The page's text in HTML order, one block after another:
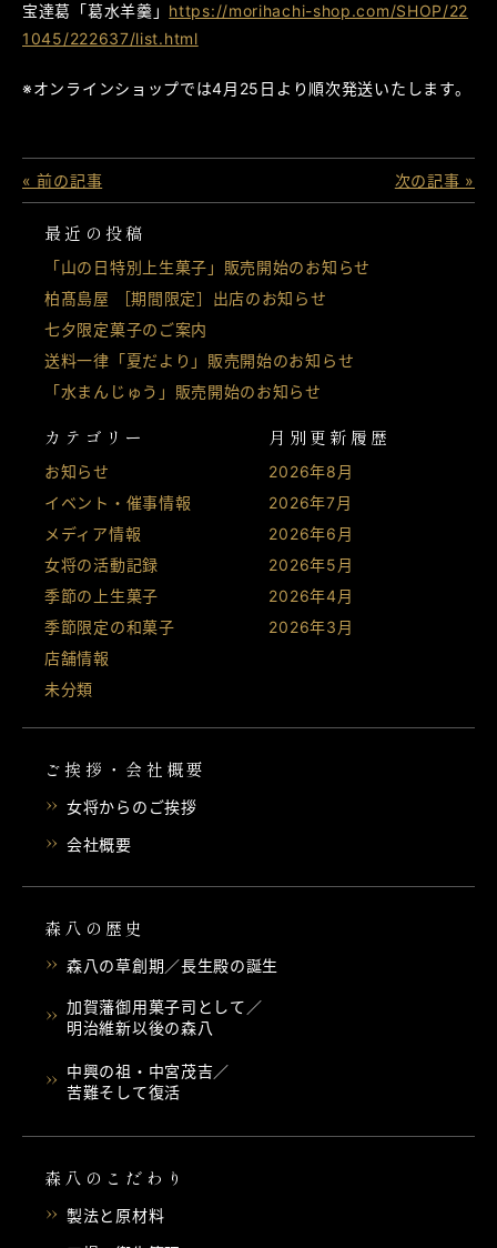
最近の投稿
「山の日特別上生菓子」販売開始のお知らせ
柏髙島屋 ［期間限定］出店のお知らせ
七夕限定菓子のご案内
送料一律「夏だより」販売開始のお知らせ
「水まんじゅう」販売開始のお知らせ
カテゴリー
お知らせ
イベント・催事情報
メディア情報
女将の活動記録
季節の上生菓子
季節限定の和菓子
店舗情報
未分類
月別更新履歴
2026年8月
2026年7月
2026年6月
2026年5月
2026年4月
2026年3月
ご挨拶・会社概要
女将からのご挨拶
会社概要
森八の歴史
森八の草創期／長生殿の誕生
加賀藩御用菓子司として／
明治維新以後の森八
中興の祖・中宮茂吉／
苦難そして復活
森八のこだわり
製法と原材料
宝達葛「葛水羊羹」 https://morihachi-shop.com/SHOP/22
1045/222637/list.html
※オンラインショップでは4月25日より順次発送いたします。
« 前の記事 次の記事 »